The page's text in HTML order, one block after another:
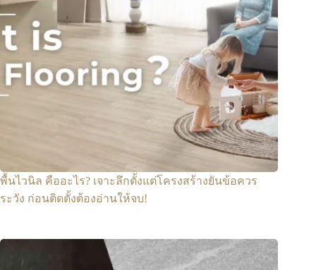
พื้นไวนิล คืออะไร? เจาะลึกตั้งแต่โครงสร้างยันข้อควร
ระวัง ก่อนติดตั้งต้องอ่านให้จบ!